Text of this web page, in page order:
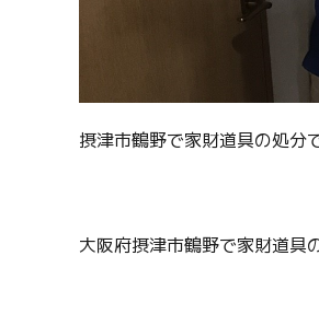
摂津市鶴野で家財道具の処分
大阪府摂津市鶴野で家財道具